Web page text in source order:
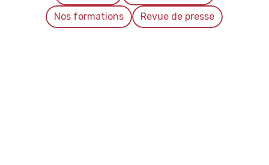
Nos formations
Revue de presse